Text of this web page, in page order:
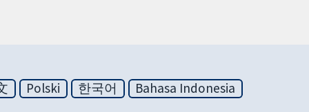
Polski 한국어
Bahasa Indonesia